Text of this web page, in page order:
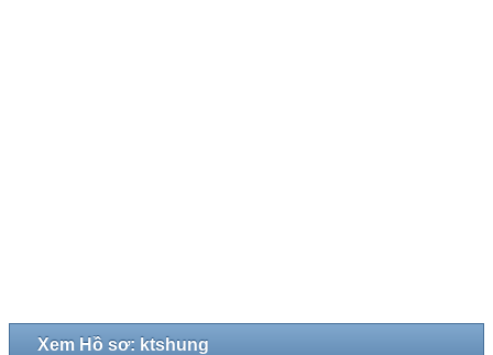
Xem Hồ sơ: ktshung